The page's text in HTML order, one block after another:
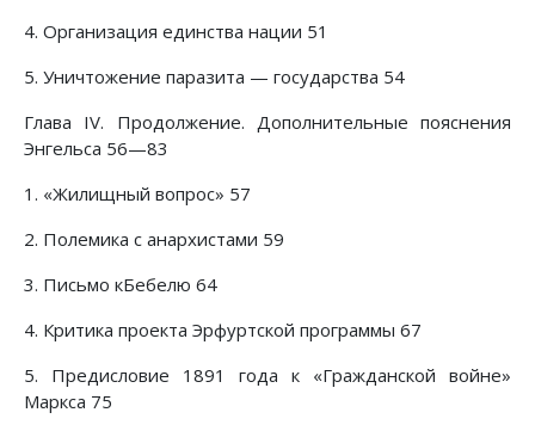
4. Организация единства нации 51
5. Уничтожение паразита — государства 54
Глава IV. Продолжение. Дополнительные пояснения
Энгельса 56—83
1. «Жилищный вопрос» 57
2. Полемика с анархистами 59
3. Письмо кБебелю 64
4. Критика проекта Эрфуртской программы 67
5. Предисловие 1891 года к «Гражданской войне»
Маркса 75